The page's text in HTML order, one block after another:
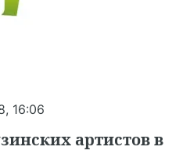
16:06
артистов в